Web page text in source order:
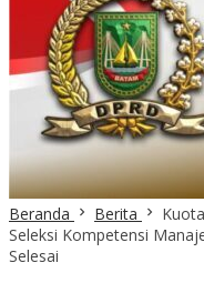
Beranda Berita
Seleksi Kompetensi
Selesai